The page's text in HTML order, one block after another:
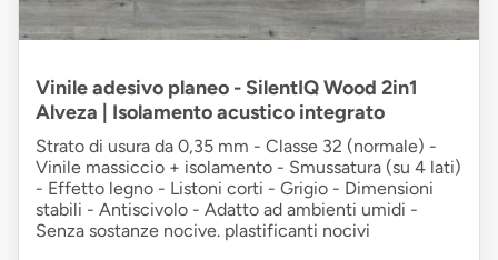
Vinile adesivo planeo - SilentIQ Wood 2in1
Alveza | Isolamento acustico integrato
Strato di usura da 0,35 mm - Classe 32 (normale) -
Vinile massiccio + isolamento - Smussatura (su 4 lati)
- Effetto legno - Listoni corti - Grigio - Dimensioni
stabili - Antiscivolo - Adatto ad ambienti umidi -
Senza sostanze nocive. plastificanti nocivi